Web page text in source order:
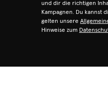
und dir die richtigen
Kampagnen. Du kannst
gelten unsere
Hinweise zum